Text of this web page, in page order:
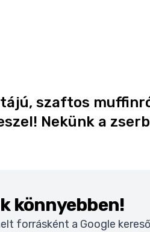
szaftos
Nekünk a
könnyebben!
forrásként a Google